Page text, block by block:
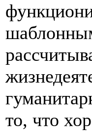
то, что